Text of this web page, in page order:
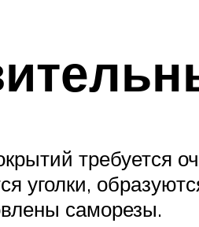
требуется
уголки,
саморезы.